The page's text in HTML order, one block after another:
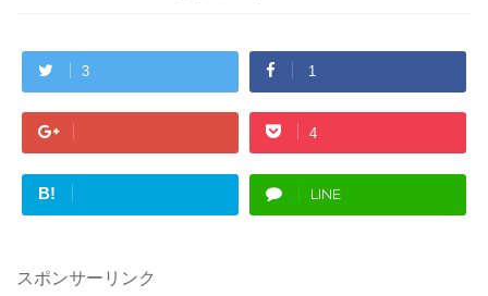
3 1
4
B! LINE
スポンサーリンク